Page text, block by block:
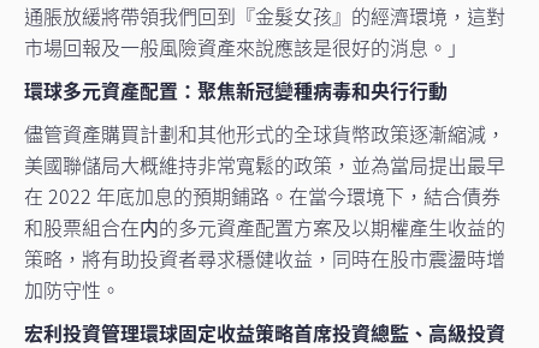
通脹放緩將帶領我們回到『金髮女孩』的經濟環境，這對
市場回報及一般風險資產來說應該是很好的消息。」
環球多元資產配置：聚焦新冠變種病毒和央行行動
儘管資產購買計劃和其他形式的全球貨幣政策逐漸縮減，
美國聯儲局大概維持非常寬鬆的政策，並為當局提出最早
在 2022 年底加息的預期鋪路。在當今環境下，結合債券
和股票組合在内的多元資產配置方案及以期權產生收益的
策略，將有助投資者尋求穩健收益，同時在股市震盪時增
加防守性。
宏利投資管理環球固定收益策略首席投資總監、高級投資